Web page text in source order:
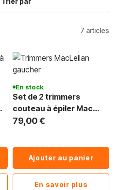
7 articles
En stock
Set de 2 trimmers
couteau à épiler Mac
Lellan pour gaucher
79,00 €
Ajouter au panier
En savoir plus